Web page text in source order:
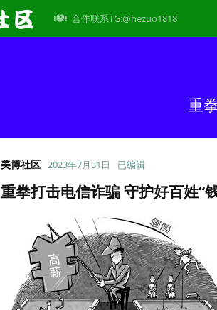
合作联系TG:@hezuo1818
重
美博社区 2023年7月31日 已编辑
重拳打击电信诈骗 守护好百姓“